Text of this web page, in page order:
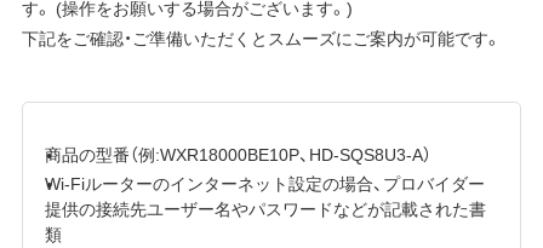
す。 (操作をお願いする場合がございます。)
下記をご確認・ご準備いただくとスムーズにご案内が可能です。
商品の型番（例:WXR18000BE10P、HD-SQS8U3-A）
Wi-Fiルーターのインターネット設定の場合、プロバイダー
提供の接続先ユーザー名やパスワードなどが記載された書
類